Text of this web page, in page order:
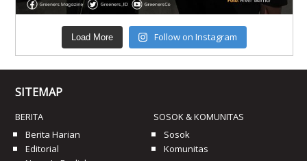
Load More Follow on Instagram
SITEMAP
BERITA
Berita Harian
Editorial
SOSOK & KOMUNITAS
Sosok
Komunitas